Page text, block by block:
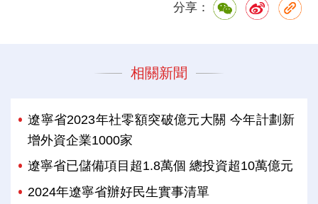
分享：
相關新聞
遼寧省2023年社零額突破億元大關 今年計劃新
增外資企業1000家
遼寧省已儲備項目超1.8萬個 總投資超10萬億元
2024年遼寧省辦好民生實事清單